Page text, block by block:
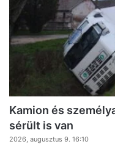
Kamion és
sérült is van
2026, augusztus 9. 16:10